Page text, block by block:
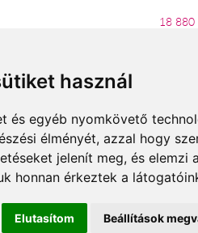
használ
és egyéb nyomkövető
élményét, azzal hogy
jelenít meg, és elemzi
honnan érkeztek a
Elutasítom Beállítások
18